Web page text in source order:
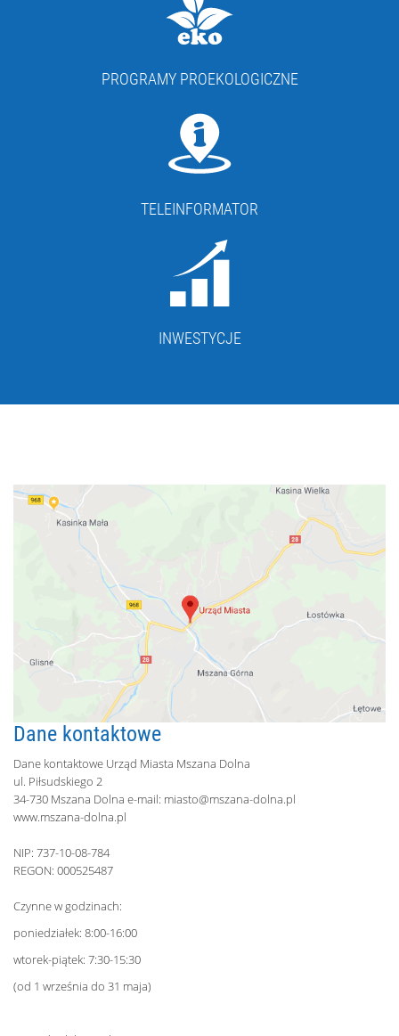
PROGRAMY PROEKOLOGICZNE
TELEINFORMATOR
INWESTYCJE
Dane kontaktowe
Dane kontaktowe Urząd Miasta Mszana Dolna
ul. Piłsudskiego 2
34-730 Mszana Dolna e-mail: miasto@mszana-dolna.pl
www.mszana-dolna.pl
NIP: 737-10-08-784
REGON: 000525487
Czynne w godzinach:
poniedziałek: 8:00-16:00
wtorek-piątek: 7:30-15:30
(od 1 września do 31 maja)